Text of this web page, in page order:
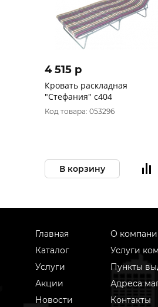
4 515 p
Кровать раскладная
"Стефания" с404
Код товара: 053296
В корзину
Главная
Каталог
Услуги
Акции
Новости
О
Услуги
Пункты
Адреса
Контакты